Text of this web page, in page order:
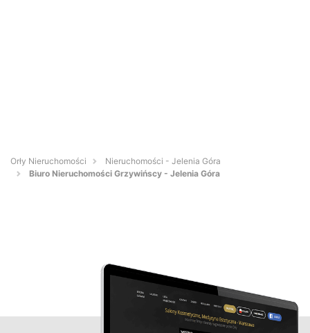
Orły Nieruchomości
Nieruchomości - Jelenia Góra
Biuro Nieruchomości Grzywińscy - Jelenia Góra